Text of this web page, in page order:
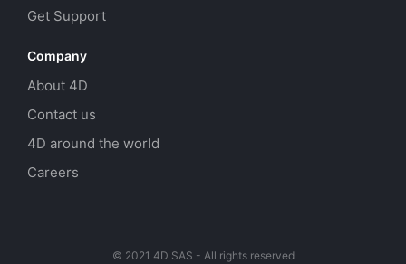
Get Support
Company
About 4D
Contact us
4D around the world
Careers
© 2021 4D SAS - All rights reserved